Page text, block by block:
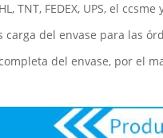
TNT, FEDEX, UPS, el
carga del envase para las
completa del envase, por el